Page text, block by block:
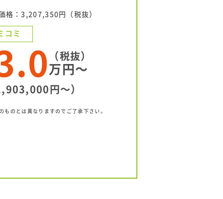
格：3,207,350円（税抜）
コミ
（税抜）
万円〜
円〜）
のとは異なりますのでご了承下さい。